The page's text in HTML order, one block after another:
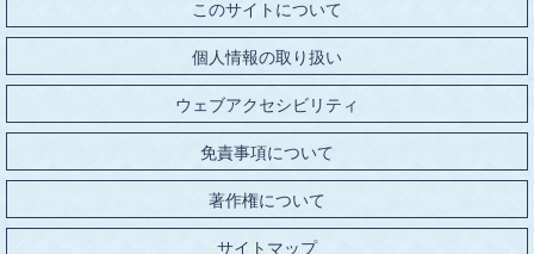
このサイトについて
個人情報の取り扱い
ウェブアクセシビリティ
免責事項について
著作権について
サイトマップ